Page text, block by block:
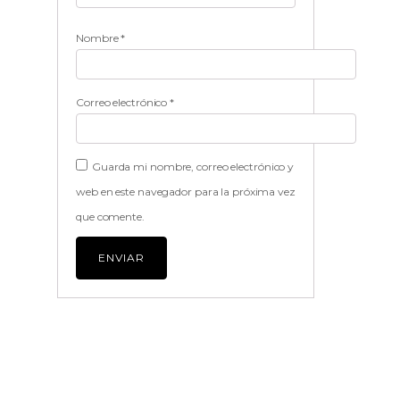
Nombre*
Correo electrónico*
Guarda mi nombre, correo electrónico y
web en este navegador para la próxima vez
que comente.